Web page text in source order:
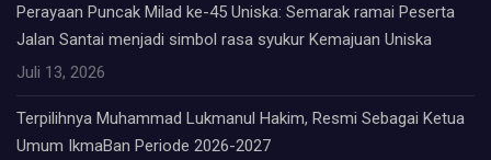
Perayaan Puncak Milad ke-45 Uniska: Semarak ramai Peserta
Jalan Santai menjadi simbol rasa syukur Kemajuan Uniska
Juli 13, 2026
Terpilihnya Muhammad Lukmanul Hakim, Resmi Sebagai Ketua
Umum IkmaBan Periode 2026-2027